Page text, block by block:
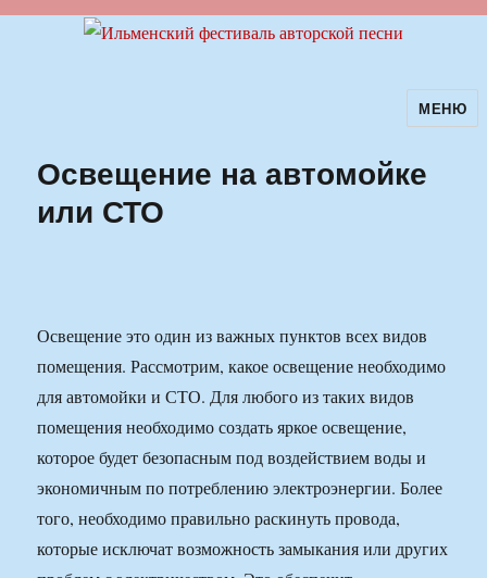
Ильменский фестиваль авторскойМЕНЮ
Освещение на автомойке
или СТО
Освещение это один из важных пунктов всех видов
помещения. Рассмотрим, какое освещение необходимо
для автомойки и СТО. Для любого из таких видов
помещения необходимо создать яркое освещение,
которое будет безопасным под воздействием воды и
экономичным по потреблению электроэнергии. Более
того, необходимо правильно раскинуть провода,
которые исключат возможность замыкания или других